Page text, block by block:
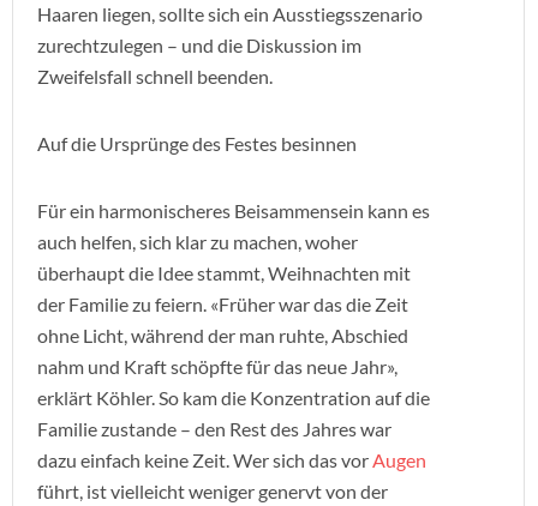
Haaren liegen, sollte sich ein Ausstiegsszenario
zurechtzulegen – und die Diskussion im
Zweifelsfall schnell beenden.
Auf die Ursprünge des Festes besinnen
Für ein harmonischeres Beisammensein kann es
auch helfen, sich klar zu machen, woher
überhaupt die Idee stammt, Weihnachten mit
der Familie zu feiern. «Früher war das die Zeit
ohne Licht, während der man ruhte, Abschied
nahm und Kraft schöpfte für das neue Jahr»,
erklärt Köhler. So kam die Konzentration auf die
Familie zustande – den Rest des Jahres war
dazu einfach keine Zeit. Wer sich das vorAugen
führt, ist vielleicht weniger genervt von der